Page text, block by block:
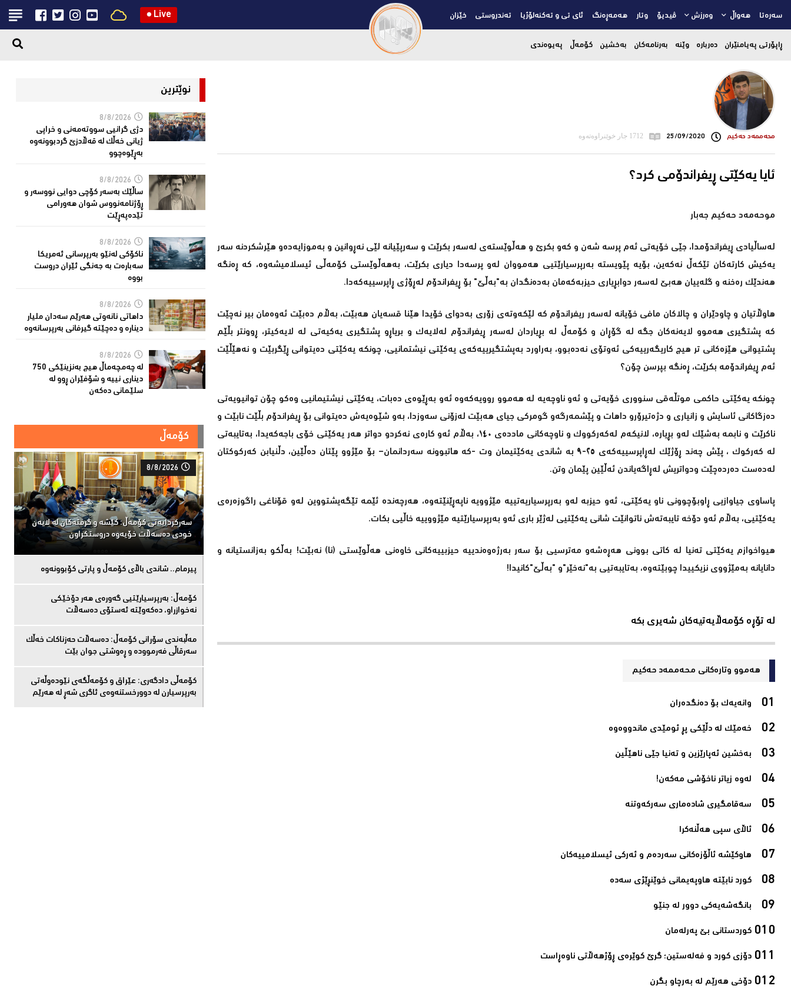
سەرەتا هەواڵ وەرزش ڤیدیۆ وتار هەمەڕەنگ ئای تی و تەکنەلۆژیا تەندروستی خێزان ● Live
ڕاپۆرتی پەیامنێران دەربارە وێنە بەرنامەکان بەخشین کۆمەڵ پەیوەندی
محه‌ممه‌د حه‌كیم 25/09/2020 1712 جار خوێنراوەتەوە
ئایا یەكێتی ڕیفراندۆمی كرد؟
موحەمەد حه‌كیم جه‌بار
لەساڵیادی ڕیفراندۆمدا، جێی خۆیەتی ئەم پرسە شەن و کەو بکرێ و ھەڵوێستەی لەسەر بكرێت و سەرپێیانە لێی نەڕوانین و بەموزایەدەو هێرشكردنە سەر
یەكیش كارته‌كان تێكه‌ڵ نه‌كه‌ین، بۆیە پێویستە بەرپرسیارێتیی ھەمووان لەو پرسەدا دیاری بکرێت، بەھەڵوێستی کۆمەڵی ئیسلامیشەوە، کە ڕەنگە
ھەندێك رەخنە و گلەییان ھەبێ لەسەر دوابڕیاری حیزبەكەمان بەدەنگدان بە"بەڵێ" بۆ ڕیفراندۆم لەڕۆژی ڕاپرسییەکەدا.
هاوڵاتیان و چاودێران و چالاكان مافی خۆیانە لەسەر ریفراندۆم كە لێكەوتەی زۆری بەدوای خۆیدا هێنا قسەیان ھەبێت، بەڵام دەبێت ئەوەمان بیر نەچێت
كە پشتگیری ھەموو لایەنەکان جگە لە گۆڕان و کۆمەڵ لە بڕیاردان لەسەر ڕیفراندۆم لەلایەك و بریاڕو پشتگیری یەكیەتی لە لایەكیتر، ڕوونتر بڵێم
پشتیوانی هێزەكانی تر ھیچ کاریگەرییەکی ئەوتۆی نەدەبوو، بەراورد بەپشتگیرییەکەی یەکێتی نیشتمانیی، چونکە یەکێتی دەیتوانی ڕێگربێت و نەھێڵێت
ئەم ڕیفراندۆمە بکرێت، ڕەنگە بپرسن چۆن؟
چونكە یەكێتی حاكمی موتڵەقی سنووری خۆیەتی و ئەو ناوچەیە لە هەموو روویه‌كه‌وه‌ ئه‌و به‌ڕێوه‌ی ده‌بات، یەكێتی نیشتیمانیی وەکو چۆن توانیویەتی
دەزگاکانی ئاسایش و زانیاری و دژەتیرۆرو داھات و پێشمەرگەو گومرکی جیای هەبێت لەزۆنی سەوزدا، بەو شێوەیەش دەیتوانی بۆ ڕیفراندۆم بڵێت نابێت و
ناکرێت و نابمە بەشێك لەو بڕیارە، لانیکەم لەکەرکووک و ناوچەکانی ماددەی ١٤٠، بەڵام ئەو کارەی نەکردو دواتر ھەر یەکێتی خۆی باجەکەیدا، بەتایبەتی
لە که‌رکوک ، پێش چەند ڕۆژێک لەڕاپرسییەکەی ٢٥-٩ بە شاندی یەکێتیمان وت -کە ھاتبوونه‌ سەردانمان– بۆ مێژوو پێتان ده‌ڵێین، دڵنیابن کەرکوکتان
لەده‌ست ده‌رده‌چێت ودواتریش لەڕاگەیاندن ئه‌ڵێین پێمان وتن.
پاساوی جیاوازیی ڕاوبۆچوونی ناو یەکێتی، ئەو حیزبە لەو بەرپرسیاریەتییە مێژوویە ناپەڕێنێتەوە، هه‌رچه‌نده‌ ئێمه‌ تێگه‌یشتووین له‌و قۆناغی راگوزه‌ره‌ی
یه‌كێتیی، به‌ڵام ئه‌و دۆخه‌ تایبه‌ته‌ش ناتوانێت شانی یه‌كێتیی له‌ژێر باری ئه‌و به‌رپرسیارێتیه‌ مێژووییه‌ خاڵیی بكات.
هیواخوازم یەکێتی تەنیا لە کاتی بوونی ھەڕەشەو مەترسیی بۆ سەر بەرژەوەندییە حیزبییەکانی خاوەنی هه‌ڵوێستی (نا) نەبێت! بەڵكو بەزانستیانه ‌و
دانایانه‌ به‌مێژووی نزیكییدا چوبێتەوە، بەتایبەتیی بە"نەخێر"و "بەڵێ"كانیدا!
لە تۆڕە کۆمەڵایەتیەکان شەیری بکە
هەموو وتارەکانی محه‌ممه‌د حه‌كیم
وانەیەک بۆ دەنگدەران‌
خەمێک لە دڵێکی پڕ ئومێدی ماندووەوە‌
بەخشین ئەپارێزین و تەنیا جێی ناھێڵین‌
لەوە زیاتر ناخۆشی مەکەن!‌
سەقامگیری شادەماری سەرکەوتنە‌
ئاڵای سپی هەڵنەکرا‌
هاوکێشە ئاڵۆزەکانی سەردەم و ئەرکی ئیسلامیيەکان‌
کورد نابێتە هاوپەیمانی خوێنڕێژی سەدە‌
بانگەشەیەکی دوور لە جنێو‌
کوردستانی بێ پەرلەمان‌
دۆزی کورد و فەلەستین؛ گرێ کوێرەی ڕۆژھەڵاتی ناوەڕاست‌
دۆخی هەرێم لە بەرچاو بگرن‌
نوێترین
8/8/2026
دژی گرانیی سووتەمەنی و خراپی
ژیانی خەڵك لە قەڵادزێ‌ گردبوونەوە
بەڕێوەچوو
8/8/2026
ساڵێك بەسەر كۆچی دوایی نووسەر و
ڕۆژنامەنووس شوان هەورامی
تێدەپەڕێت
8/8/2026
ناكۆكی لەنێو بەرپرسانى ئەمریكا
سەبارەت بە جەنگی ئێران دروست
بووە
8/8/2026
داهاتی نانەوتی هەرێم سەدان ملیار
دینارە و دەچێتە گیرفانی بەرپرسانەوە
8/8/2026
لە چەمچەماڵ هیچ بەنزینێکى 750
دیناری نییە و شۆفێران ڕوو لە
سلێمانى دەکەن
کۆمەڵ
8/8/2026
سەركردایەتی كۆمەڵ: كێشە و گرفتەكان لە لایەن
خودی دەسەڵات خۆیەوە دروستكراون
پیرمام.. شاندی باڵای كۆمه‌ڵ و پارتی كۆبوونه‌وه‌
كۆمەڵ: بەرپرسیارێتیی گەورەی هەر دۆخێکی
نەخوازراو، دەكەوێتە ئەستۆی دەسەڵات
مەڵبەندى سۆرانى کۆمەڵ: دەسەڵات حەزناکات خەڵک
سەرقاڵى فەرموودە و ڕەوشتى جوان بێت
کۆمەڵى دادگەرى: عێراق و كۆمەڵگەی نێودەوڵەتی
بەرپرسیارن لە دوورخستنەوەى ئاگری شەڕ لە هەرێم